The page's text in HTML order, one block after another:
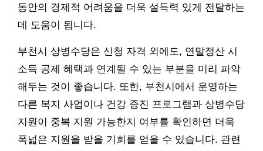
동안의 경제적 어려움을 더욱 설득력 있게 전달하는
데 도움이 됩니다.
부천시 상병수당은 신청 자격 외에도, 연말정산 시
소득 공제 혜택과 연계될 수 있는 부분을 미리 파악
해두는 것이 좋습니다. 또한, 부천시에서 운영하는
다른 복지 사업이나 건강 증진 프로그램과 상병수당
지원이 중복 지원 가능한지 여부를 확인하면 더욱
폭넓은 지원을 받을 기회를 얻을 수 있습니다. 관련